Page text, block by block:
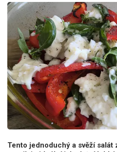
Tento jednoduchý a svěží